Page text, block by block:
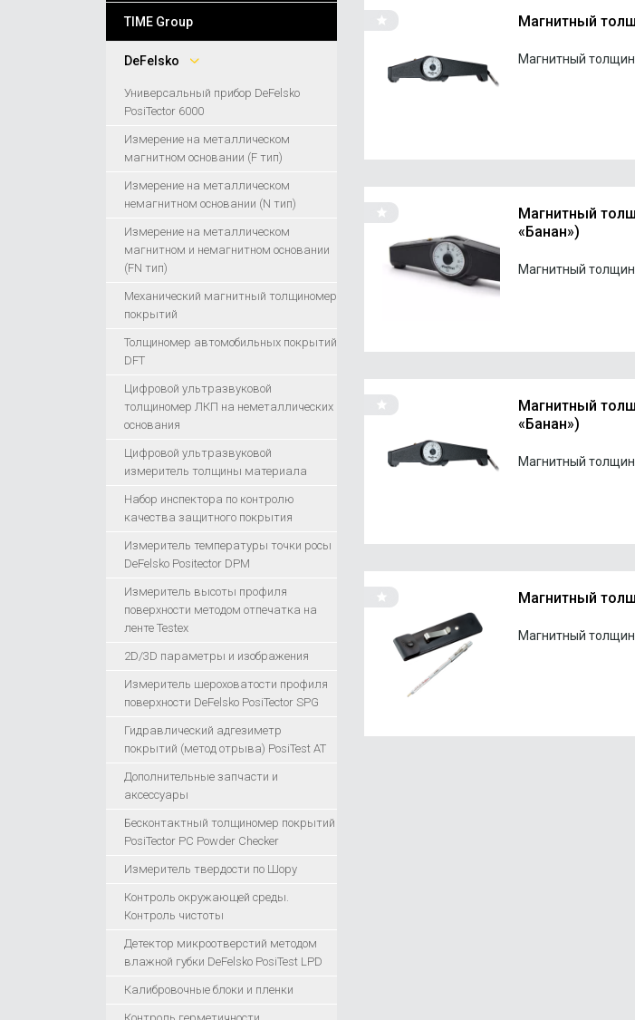
Магнитный
Магнитный
Магнитный
«Банан»)
Магнитный
Магнитный
«Банан»)
Магнитный
Магнитный
Магнитный
TIME Group
DeFelsko
Универсальный прибор DeFelsko
PosiTector 6000
Измерение на металлическом
магнитном основании (F тип)
Измерение на металлическом
немагнитном основании (N тип)
Измерение на металлическом
магнитном и немагнитном основании
(FN тип)
Механический магнитный толщиномер
покрытий
Толщиномер автомобильных покрытий
DFT
Цифровой ультразвуковой
толщиномер ЛКП на неметаллических
основания
Цифровой ультразвуковой
измеритель толщины материала
Набор инспектора по контролю
качества защитного покрытия
Измеритель температуры точки росы
DeFelsko Positector DPM
Измеритель высоты профиля
поверхности методом отпечатка на
ленте Testex
2D/3D параметры и изображения
Измеритель шероховатости профиля
поверхности DeFelsko PosiTector SPG
Гидравлический адгезиметр
покрытий (метод отрыва) PosiTest AT
Дополнительные запчасти и
аксессуары
Бесконтактный толщиномер покрытий
PosiTector PC Powder Checker
Измеритель твердости по Шору
Контроль окружающей среды.
Контроль чистоты
Детектор микроотверстий методом
влажной губки DeFelsko PosiTest LPD
Калибровочные блоки и пленки